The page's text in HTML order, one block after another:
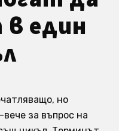
един
но
за въпрос на